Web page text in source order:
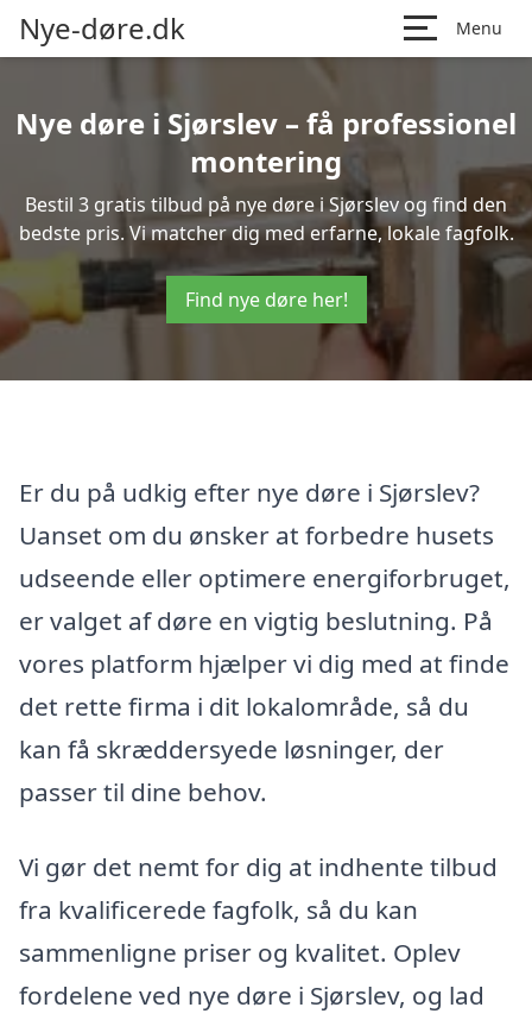
Nye-døre.dk Menu
Nye døre i Sjørslev – få professionel
montering
Bestil 3 gratis tilbud på nye døre i Sjørslev og find den
bedste pris. Vi matcher dig med erfarne, lokale fagfolk.
Find nye døre her!
Er du på udkig efter nye døre i Sjørslev?
Uanset om du ønsker at forbedre husets
udseende eller optimere energiforbruget,
er valget af døre en vigtig beslutning. På
vores platform hjælper vi dig med at finde
det rette firma i dit lokalområde, så du
kan få skræddersyede løsninger, der
passer til dine behov.
Vi gør det nemt for dig at indhente tilbud
fra kvalificerede fagfolk, så du kan
sammenligne priser og kvalitet. Oplev
fordelene ved nye døre i Sjørslev, og lad